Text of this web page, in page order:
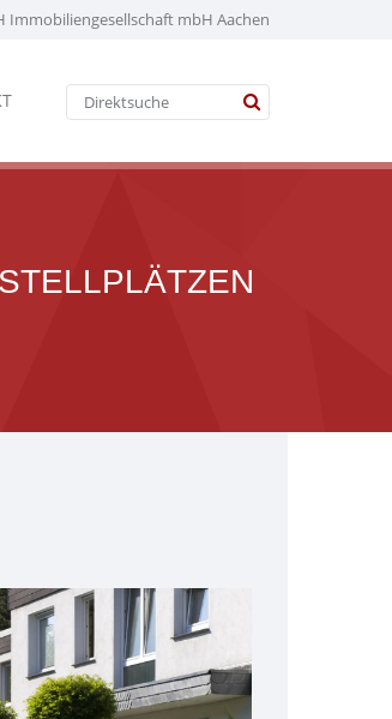
Immobiliengesellschaft mbH Aachen